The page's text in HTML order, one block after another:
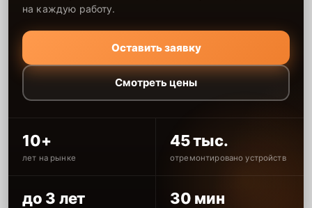
на каждую работу.
Оставить заявку
Смотреть цены
10+
лет на рынке
45 тыс.
отремонтировано устройств
до 3 лет 30 мин